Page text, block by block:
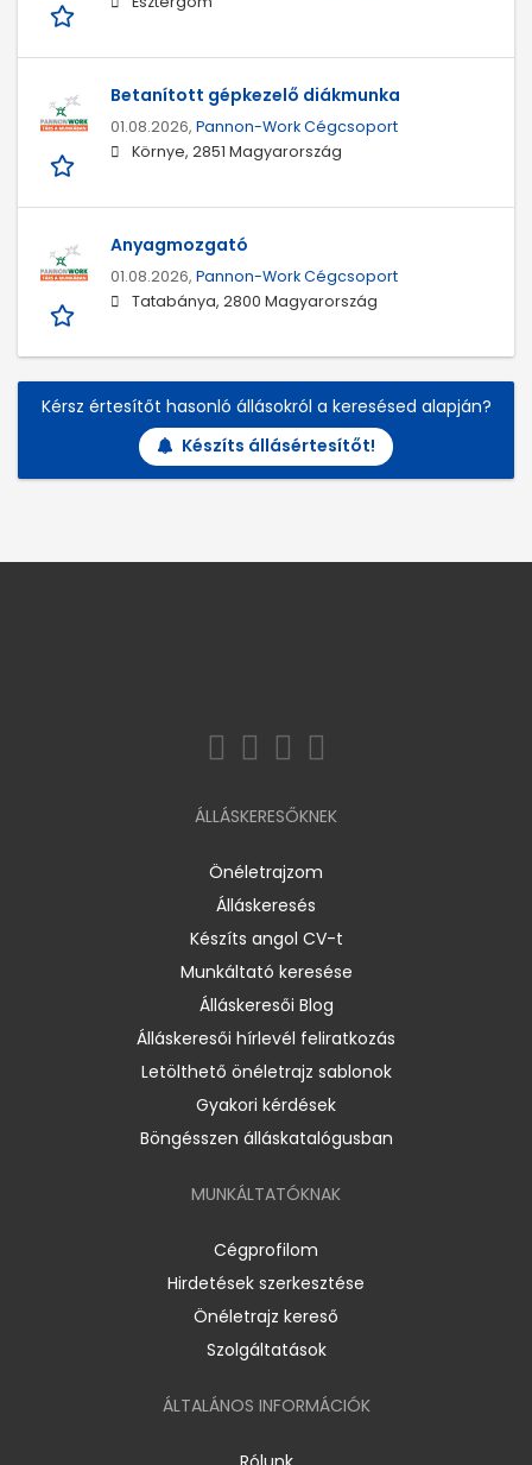
Betanított gépkezelő diákmunka
01.08.2026, Pannon-Work Cégcsoport
Környe, 2851 Magyarország
Anyagmozgató
01.08.2026, Pannon-Work Cégcsoport
Tatabánya, 2800 Magyarország
Kérsz értesítőt hasonló állásokról a keresésed alapján?
Készíts állásértesítőt!
ÁLLÁSKERESŐKNEK
Önéletrajzom
Álláskeresés
Készíts angol CV-t
Munkáltató keresése
Álláskeresői Blog
Álláskeresői hírlevél feliratkozás
Letölthető önéletrajz sablonok
Gyakori kérdések
Böngésszen álláskatalógusban
MUNKÁLTATÓKNAK
Cégprofilom
Hirdetések szerkesztése
Önéletrajz kereső
Szolgáltatások
ÁLTALÁNOS INFORMÁCIÓK